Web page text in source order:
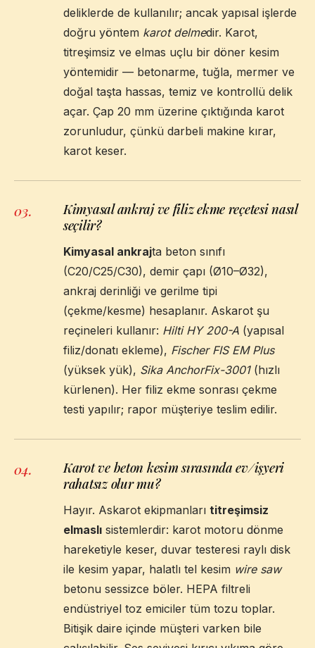
deliklerde de kullanılır; ancak yapısal işlerde
doğru yöntem karot delmedir. Karot,
titreşimsiz ve elmas uçlu bir döner kesim
yöntemidir — betonarme, tuğla, mermer ve
doğal taşta hassas, temiz ve kontrollü delik
açar. Çap 20 mm üzerine çıktığında karot
zorunludur, çünkü darbeli makine kırar,
karot keser.
03.
Kimyasal ankraj ve filiz ekme reçetesi nasıl
seçilir?
Kimyasal ankrajta beton sınıfı
(C20/C25/C30), demir çapı (Ø10–Ø32),
ankraj derinliği ve gerilme tipi
(çekme/kesme) hesaplanır. Askarot şu
reçineleri kullanır: Hilti HY 200-A (yapısal
filiz/donatı ekleme), Fischer FIS EM Plus
(yüksek yük), Sika AnchorFix-3001(hızlı
kürlenen). Her filiz ekme sonrası çekme
testi yapılır; rapor müşteriye teslim edilir.
04.
Karot ve beton kesim sırasında ev/işyeri
rahatsız olur mu?
Hayır. Askarot ekipmanları titreşimsiz
elmaslı sistemlerdir: karot motoru dönme
hareketiyle keser, duvar testeresi raylı disk
ile kesim yapar, halatlı tel kesim wire saw
betonu sessizce böler. HEPA filtreli
endüstriyel toz emiciler tüm tozu toplar.
Bitişik daire içinde müşteri varken bile